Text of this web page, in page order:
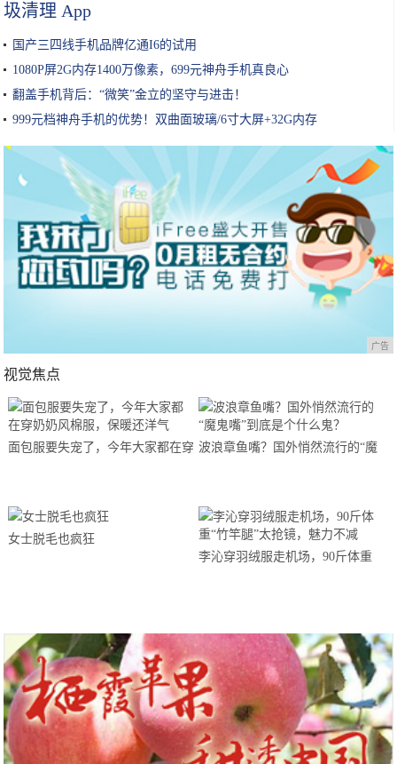
圾清理 App
国产三四线手机品牌亿通I6的试用
1080P屏2G内存1400万像素，699元神舟手机真良心
翻盖手机背后：“微笑”金立的坚守与进击！
999元档神舟手机的优势！双曲面玻璃/6寸大屏+32G内存
广告
视觉焦点
面包服要失宠了，今年大家都在穿 波浪章鱼嘴？国外悄然流行的“魔
女士脱毛也疯狂
李沁穿羽绒服走机场，90斤体重